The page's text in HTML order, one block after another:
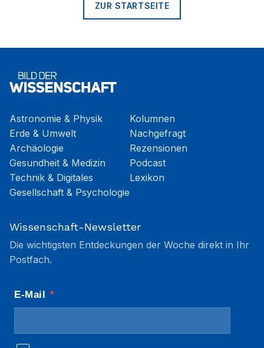
ZUR STARTSEITE
Astronomie & Physik
Erde & Umwelt
Archäologie
Gesundheit & Medizin
Technik & Digitales
Gesellschaft & Psychologie
Kolumnen
Nachgefragt
Rezensionen
Podcast
Lexikon
Wissenschaft-Newsletter
Die wichtigsten Entdeckungen der Woche direkt in Ihr
Postfach.